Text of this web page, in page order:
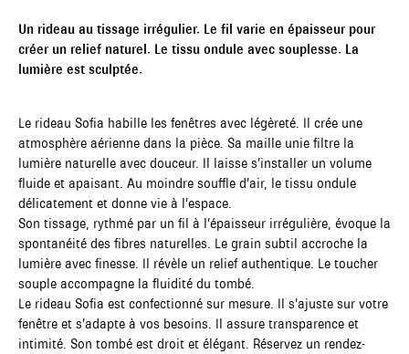
Un rideau au tissage irrégulier. Le fil varie en épaisseur pour
créer un relief naturel. Le tissu ondule avec souplesse. La
lumière est sculptée.
Le rideau Sofia habille les fenêtres avec légèreté. Il crée une
atmosphère aérienne dans la pièce. Sa maille unie filtre la
lumière naturelle avec douceur. Il laisse s’installer un volume
fluide et apaisant. Au moindre souffle d’air, le tissu ondule
délicatement et donne vie à l’espace.
Son tissage, rythmé par un fil à l’épaisseur irrégulière, évoque la
spontanéité des fibres naturelles. Le grain subtil accroche la
lumière avec finesse. Il révèle un relief authentique. Le toucher
souple accompagne la fluidité du tombé.
Le rideau Sofia est confectionné sur mesure. Il s’ajuste sur votre
fenêtre et s’adapte à vos besoins. Il assure transparence et
intimité. Son tombé est droit et élégant. Réservez un rendez-